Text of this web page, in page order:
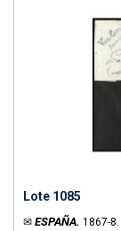
Lote 1085
✉ ESPAÑA. 1867-8.